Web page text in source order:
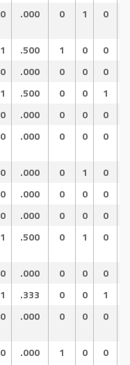
0 .000 0 1 0
1 .500 1 0 0
0 .000 0 0 0
1 .500 0 0 1
0 .000 0 0 0
0 .000 0 0 0
0 .000 0 1 0
0 .000 0 0 0
0 .000 0 0 0
1 .500 0 1 0
0 .000 0 0 0
1 .333 0 0 1
0 .000 0 0 0
0 .000 1 0 0